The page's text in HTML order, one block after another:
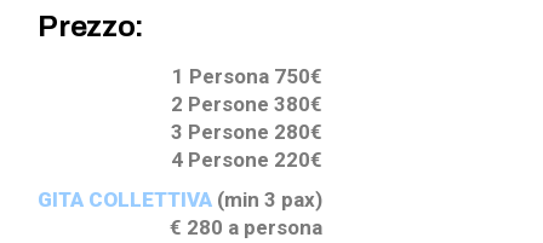
Prezzo:
1 Persona 750€
2 Persone 380€
3 Persone 280€
4 Persone 220€
GITA COLLETTIVA (min 3 pax)
€ 280 a persona